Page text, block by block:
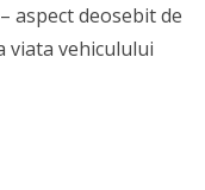
aspect deosebit de
viata vehiculului